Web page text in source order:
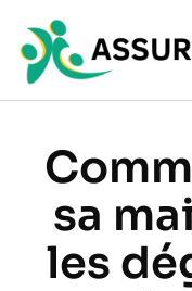
sa
les